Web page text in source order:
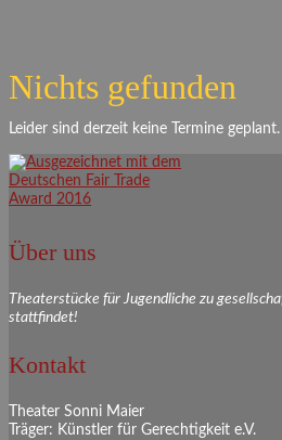
Nichts gefunden
Leider sind derzeit keine Termine geplant.
Über uns
Theaterstücke für Jugendliche zu
stattfindet!
Kontakt
Theater Sonni Maier
Träger: Künstler für Gerechtigkeit e.V.